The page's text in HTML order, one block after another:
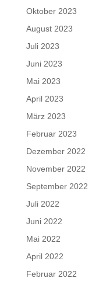
Oktober 2023
August 2023
Juli 2023
Juni 2023
Mai 2023
April 2023
März 2023
Februar 2023
Dezember 2022
November 2022
September 2022
Juli 2022
Juni 2022
Mai 2022
April 2022
Februar 2022